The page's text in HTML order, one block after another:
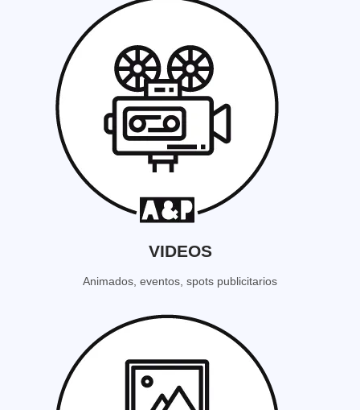
VIDEOS
Animados, eventos, spots publicitarios